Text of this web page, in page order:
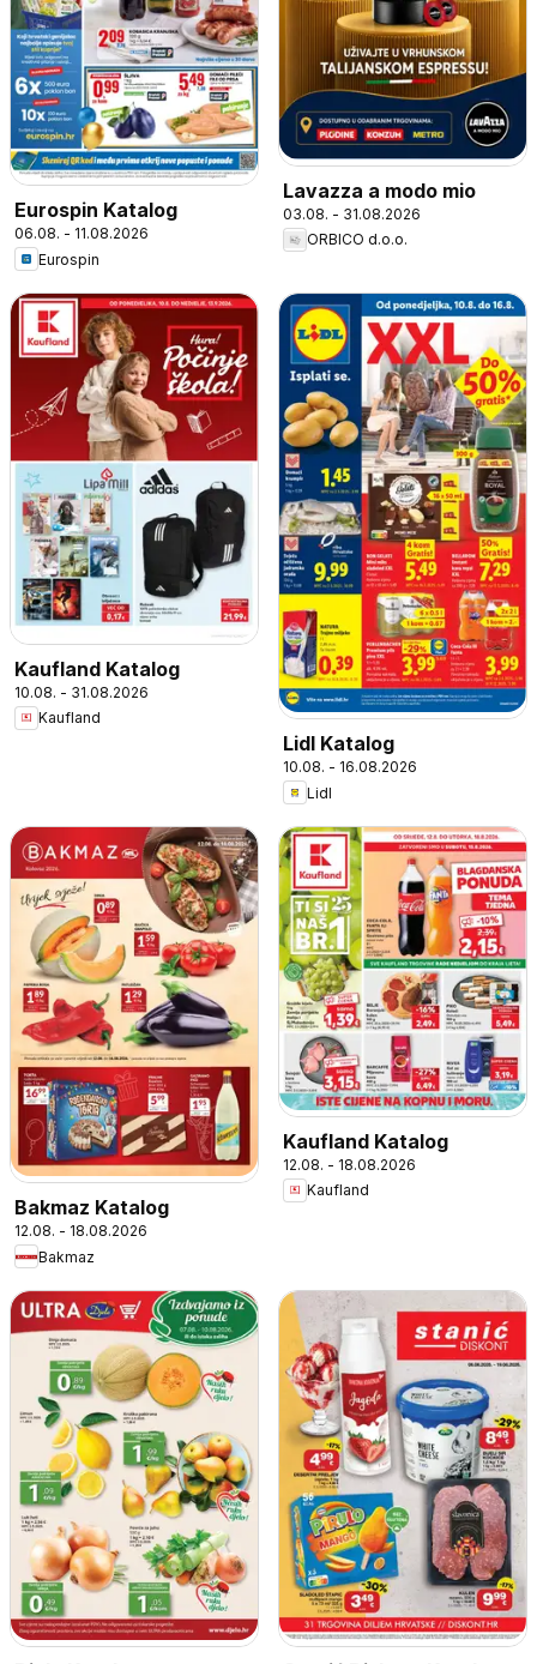
Eurospin Katalog
06.08. - 11.08.2026
Eurospin
Lavazza a modo mio
03.08. - 31.08.2026
ORBICO d.o.o.
Kaufland Katalog
10.08. - 31.08.2026
Kaufland
Lidl Katalog
10.08. - 16.08.2026
Lidl
Bakmaz Katalog
12.08. - 18.08.2026
Bakmaz
Kaufland Katalog
12.08. - 18.08.2026
Kaufland